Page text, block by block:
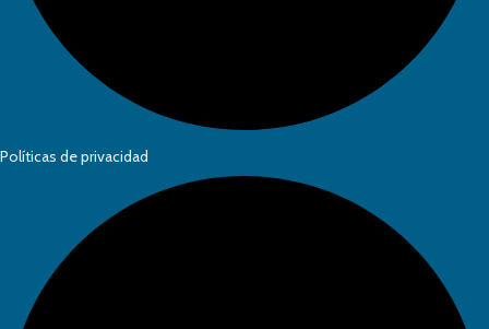
Políticas de privacidad